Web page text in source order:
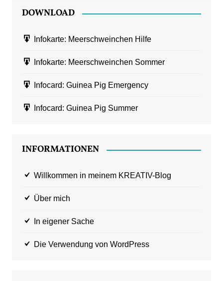
DOWNLOAD
Infokarte: Meerschweinchen Hilfe
Infokarte: Meerschweinchen Sommer
Infocard: Guinea Pig Emergency
Infocard: Guinea Pig Summer
INFORMATIONEN
Willkommen in meinem KREATIV-Blog
Über mich
In eigener Sache
Die Verwendung von WordPress